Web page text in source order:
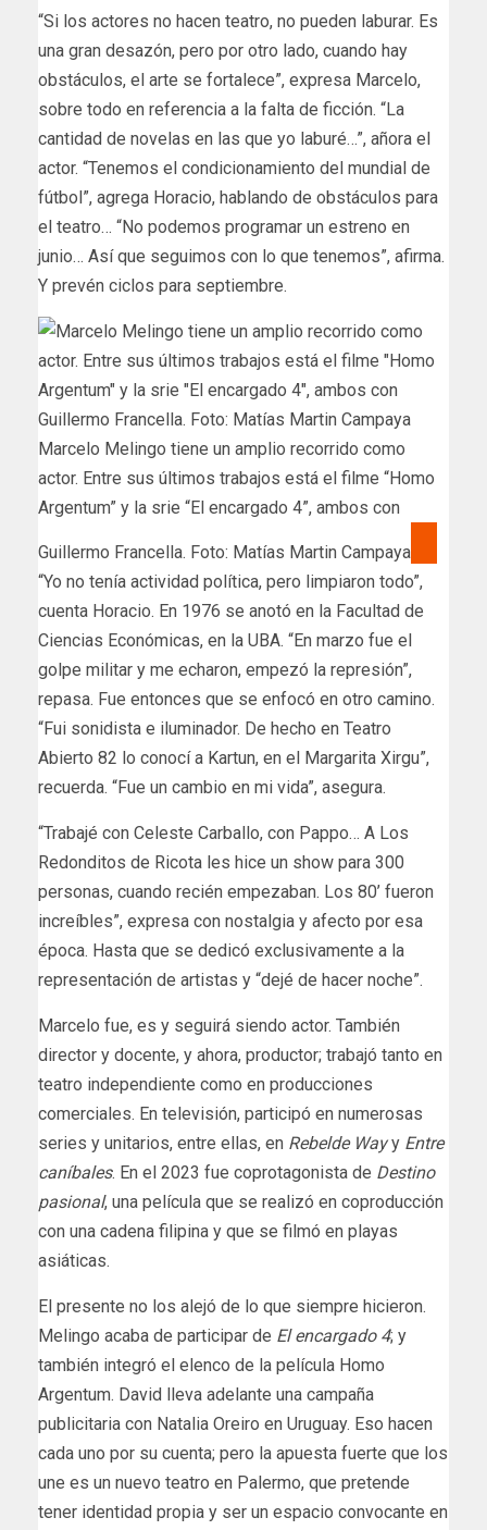
“Si los actores no hacen teatro, no pueden laburar. Es
una gran desazón, pero por otro lado, cuando hay
obstáculos, el arte se fortalece”, expresa Marcelo,
sobre todo en referencia a la falta de ficción. “La
cantidad de novelas en las que yo laburé…”, añora el
actor. “Tenemos el condicionamiento del mundial de
fútbol”, agrega Horacio, hablando de obstáculos para
el teatro… “No podemos programar un estreno en
junio… Así que seguimos con lo que tenemos”, afirma.
Y prevén ciclos para septiembre.
Marcelo Melingo tiene un amplio recorrido como
actor. Entre sus últimos trabajos está el filme “Homo
Argentum” y la srie “El encargado 4”, ambos con
Guillermo Francella. Foto: Matías Martin Campaya
“Yo no tenía actividad política, pero limpiaron todo”,
cuenta Horacio. En 1976 se anotó en la Facultad de
Ciencias Económicas, en la UBA. “En marzo fue el
golpe militar y me echaron, empezó la represión”,
repasa. Fue entonces que se enfocó en otro camino.
“Fui sonidista e iluminador. De hecho en Teatro
Abierto 82 lo conocí a Kartun, en el Margarita Xirgu”,
recuerda. “Fue un cambio en mi vida”, asegura.
“Trabajé con Celeste Carballo, con Pappo… A Los
Redonditos de Ricota les hice un show para 300
personas, cuando recién empezaban. Los 80’ fueron
increíbles”, expresa con nostalgia y afecto por esa
época. Hasta que se dedicó exclusivamente a la
representación de artistas y “dejé de hacer noche”.
Marcelo fue, es y seguirá siendo actor. También
director y docente, y ahora, productor; trabajó tanto en
teatro independiente como en producciones
comerciales. En televisión, participó en numerosas
series y unitarios, entre ellas, en Rebelde Wayy Entre
caníbales. En el 2023 fue coprotagonista de Destino
pasional, una película que se realizó en coproducción
con una cadena filipina y que se filmó en playas
asiáticas.
El presente no los alejó de lo que siempre hicieron.
Melingo acaba de participar de El encargado 4; y
también integró el elenco de la película Homo
Argentum. David lleva adelante una campaña
publicitaria con Natalia Oreiro en Uruguay. Eso hacen
cada uno por su cuenta; pero la apuesta fuerte que los
une es un nuevo teatro en Palermo, que pretende
tener identidad propia y ser un espacio convocante en